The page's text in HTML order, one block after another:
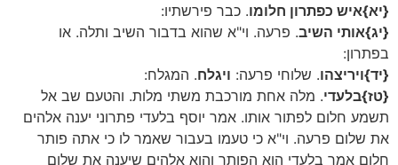
{יא}איש כפתרון חלומו. כבר פירשתיו:
{יג}אותי השיב. פרעה. וי"א שהוא בדבור השיב ותלה. או
בפתרון:
{יד}ויריצהו. שלוחי פרעה: ויגלח. המגלח:
{טז}בלעדי. מלה אחת מורכבת משתי מלות. והטעם שב אל
תשמע חלום לפתור אותו. אמר יוסף בלעדי פתרוני יענה אלהים
את שלום פרעה. וי"א כי טעמו בעבור שאמר לו כי אתה פותר
חלום אמר בלעדי הוא הפותר והוא אלהים שיענה את שלום